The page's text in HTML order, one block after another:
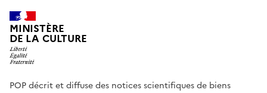
MINISTÈRE
DE LA CULTURE
POP décrit et diffuse des notices scientifiques de biens